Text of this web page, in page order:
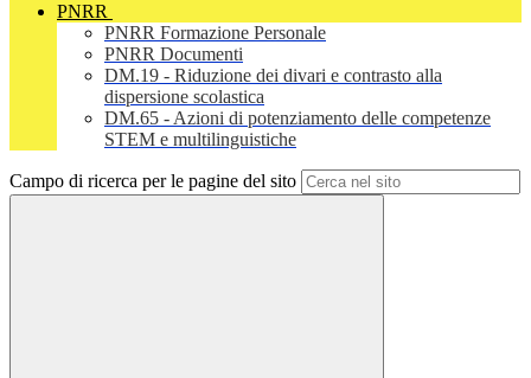
PNRR
PNRR Formazione Personale
PNRR Documenti
DM.19 - Riduzione dei divari e contrasto alla
dispersione scolastica
DM.65 - Azioni di potenziamento delle competenze
STEM e multilinguistiche
Campo di ricerca per le pagine del sito